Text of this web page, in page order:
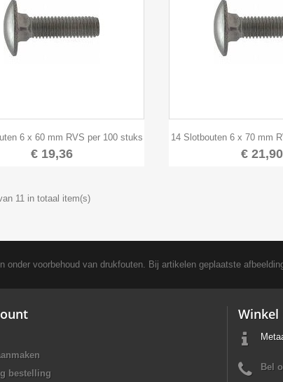
Snel bekijken
6 x 60 mm RVS per 100 stuks
€ 19,36
Snel
14 Slotbouten 6 x 70 mm
€ 21,90
11 in totaal item(s)
onder voorbehoud van drukfouten. Bij artikelen geplaatste
bestelling
Bel